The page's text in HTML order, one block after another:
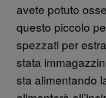
avete potuto
questo piccolo
spezzati per
stata
sta alimentando